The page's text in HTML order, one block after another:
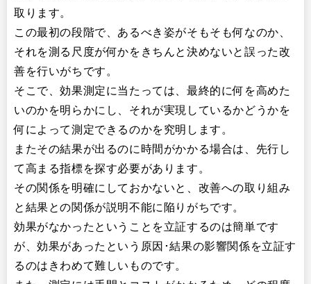
取ります。
この最初の段階で、あるべき姿がそもそも何なのか、
それを測る尺度が何かをきちんと決めないと誤った改
善を行いがちです。
そこで、効果測定に当たっては、最終的に何を高めた
いのかを明らかにし、それが実現しているかどうかを
何によって測定できるのかを究明します。
またその結果が出るのに時間がかかる場合は、先行し
て高まる指標を探す必要があります。
その関係を明確にしておかないと、改善への取り組み
と結果との関係が説明不能に陥りがちです。
効果がなかったということを立証するのは簡単です
が、効果があったという原因･結果の影響関係を立証す
るのはきわめて難しいものです。